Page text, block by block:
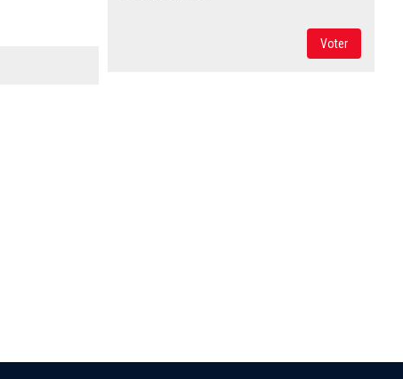
Voter